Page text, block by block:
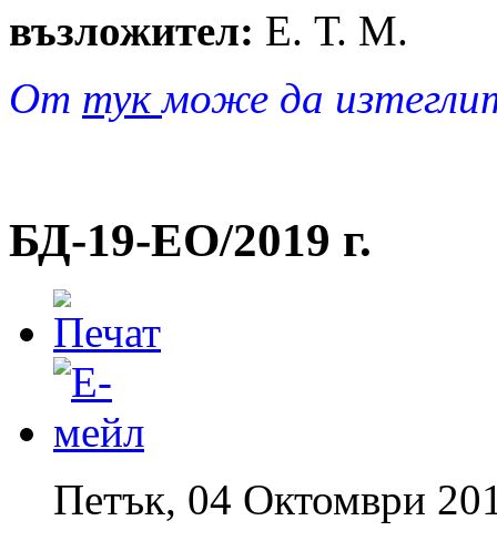
възложител: Е. Т. М.
От тукможе да
БД-19-EO/2019 г.
Петък, 04 Октомври